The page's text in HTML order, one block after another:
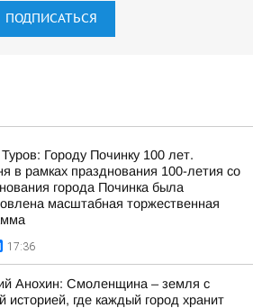
ПОДПИСАТЬСЯ
Городу Починку 100 лет.
в рамках празднования 100-летия со
города Починка была
масштабная торжественная
17:36
Анохин: Смоленщина – земля с
историей, где каждый город хранит